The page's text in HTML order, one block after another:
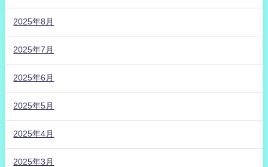
2025年8月
2025年7月
2025年6月
2025年5月
2025年4月
2025年3月